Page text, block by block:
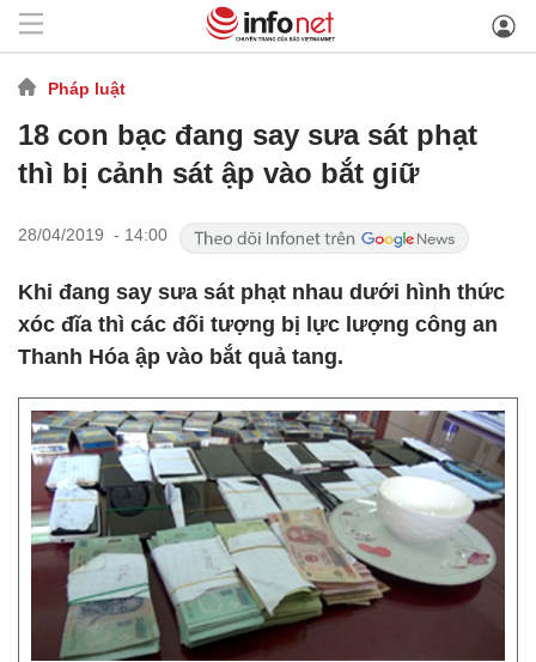
Pháp luật
18 con bạc đang say sưa sát phạt
thì bị cảnh sát ập vào bắt giữ
28/04/2019 - 14:00
Khi đang say sưa sát phạt nhau dưới hình thức
xóc đĩa thì các đối tượng bị lực lượng công an
Thanh Hóa ập vào bắt quả tang.